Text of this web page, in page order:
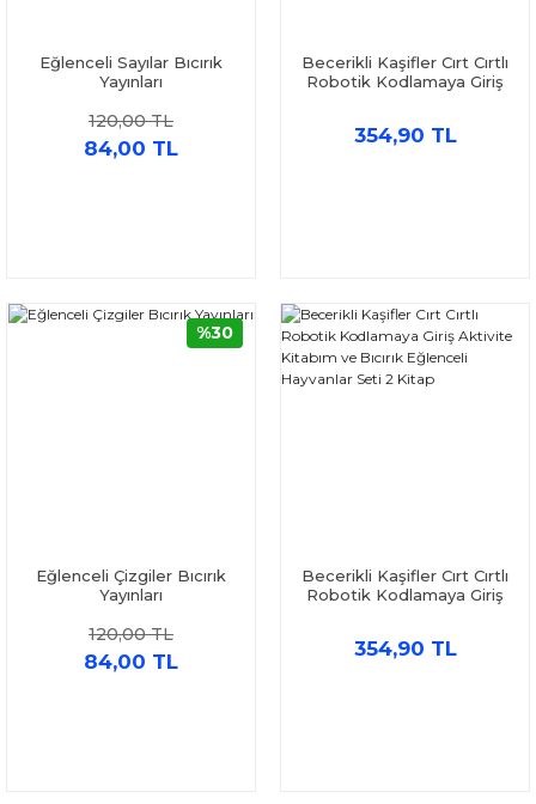
Eğlenceli Sayılar Bıcırık
Yayınları
120,00 TL
84,00 TL
Becerikli Kaşifler Cırt Cırtlı
Robotik Kodlamaya Giriş
Kitap
354,90 TL
Eğlenceli Çizgiler Bıcırık
Yayınları
120,00 TL
84,00 TL
%30
Becerikli Kaşifler Cırt Cırtlı
Robotik Kodlamaya Giriş
Kitap
354,90 TL